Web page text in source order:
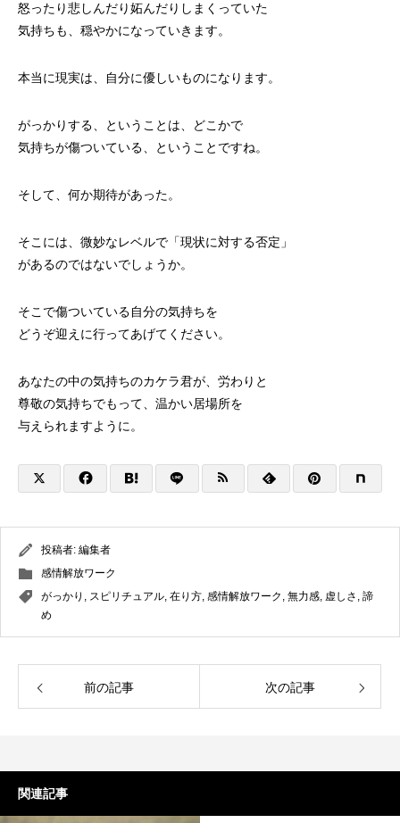
怒ったり悲しんだり妬んだりしまくっていた
気持ちも、穏やかになっていきます。
本当に現実は、自分に優しいものになります。
がっかりする、ということは、どこかで
気持ちが傷ついている、ということですね。
そして、何か期待があった。
そこには、微妙なレベルで「現状に対する否定」
があるのではないでしょうか。
そこで傷ついている自分の気持ちを
どうぞ迎えに行ってあげてください。
あなたの中の気持ちのカケラ君が、労わりと
尊敬の気持ちでもって、温かい居場所を
与えられますように。
投稿者: 編集者
感情解放ワーク
がっかり , スピリチュアル, 在り方, 感情解放ワーク , 無力感, 虚しさ , 諦
め
前の記事 次の記事
関連記事